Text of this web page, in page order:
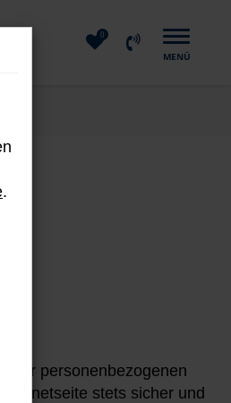
MENÜ
0
personenbezogenen
stets sicher und
.